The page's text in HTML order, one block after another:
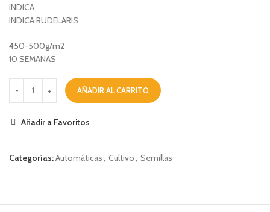
INDICA
INDICA RUDELARIS
450-500g/m2
10 SEMANAS
AÑADIR AL CARRITO
Añadir a Favoritos
Categorías:Automáticas, Cultivo, Semillas